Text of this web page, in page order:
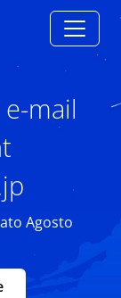
mail
Agosto